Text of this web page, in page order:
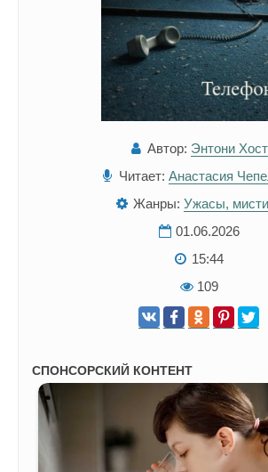
Автор: Энтони Хост
Читает: Анастасия
Жанры: Ужасы,
01.06.2026
15:44
109